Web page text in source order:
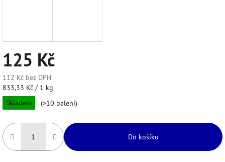
125 Kč
112 Kč bez DPH
Měrná
cena:
833,33 Kč / 1 kg
Skladem
(>10 balení)
Do košíku